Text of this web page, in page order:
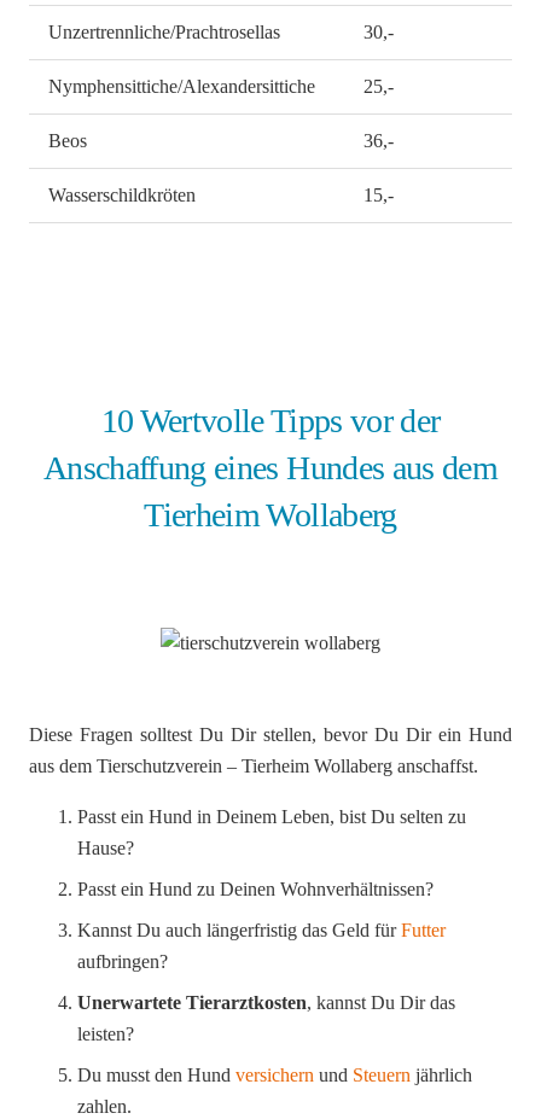
Unzertrennliche/Prachtrosellas 30,-
Nymphensittiche/Alexandersittiche 25,-
Beos 36,-
Wasserschildkröten 15,-
10 Wertvolle Tipps vor der
Anschaffung eines Hundes aus dem
Tierheim Wollaberg
Diese Fragen solltest Du Dir stellen, bevor Du Dir ein Hund
aus dem Tierschutzverein – Tierheim Wollaberg anschaffst.
Passt ein Hund in Deinem Leben, bist Du selten zu
Hause?
Passt ein Hund zu Deinen Wohnverhältnissen?
Kannst Du auch längerfristig das Geld fürFutter
aufbringen?
Unerwartete Tierarztkosten, kannst Du Dir das
leisten?
Du musst den Hund versichern und Steuern jährlich
zahlen.